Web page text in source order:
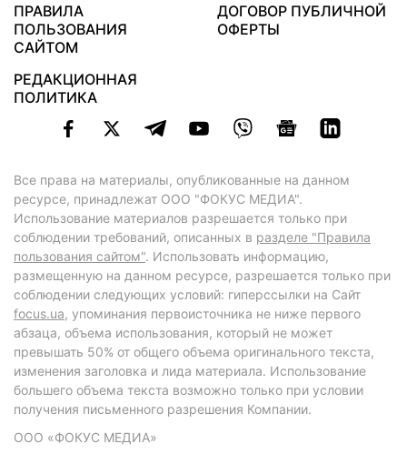
ПРАВИЛА
ПОЛЬЗОВАНИЯ
САЙТОМ
ДОГОВОР ПУБЛИЧНОЙ
ОФЕРТЫ
РЕДАКЦИОННАЯ
ПОЛИТИКА
Все права на материалы, опубликованные на данном
ресурсе, принадлежат ООО "ФОКУС МЕДИА".
Использование материалов разрешается только при
соблюдении требований, описанных в разделе "Правила
пользования сайтом". Использовать информацию,
размещенную на данном ресурсе, разрешается только при
соблюдении следующих условий: гиперссылки на Сайт
focus.ua, упоминания первоисточника не ниже первого
абзаца, объема использования, который не может
превышать 50% от общего объема оригинального текста,
изменения заголовка и лида материала. Использование
большего объема текста возможно только при условии
получения письменного разрешения Компании.
ООО «ФОКУС МЕДИА»